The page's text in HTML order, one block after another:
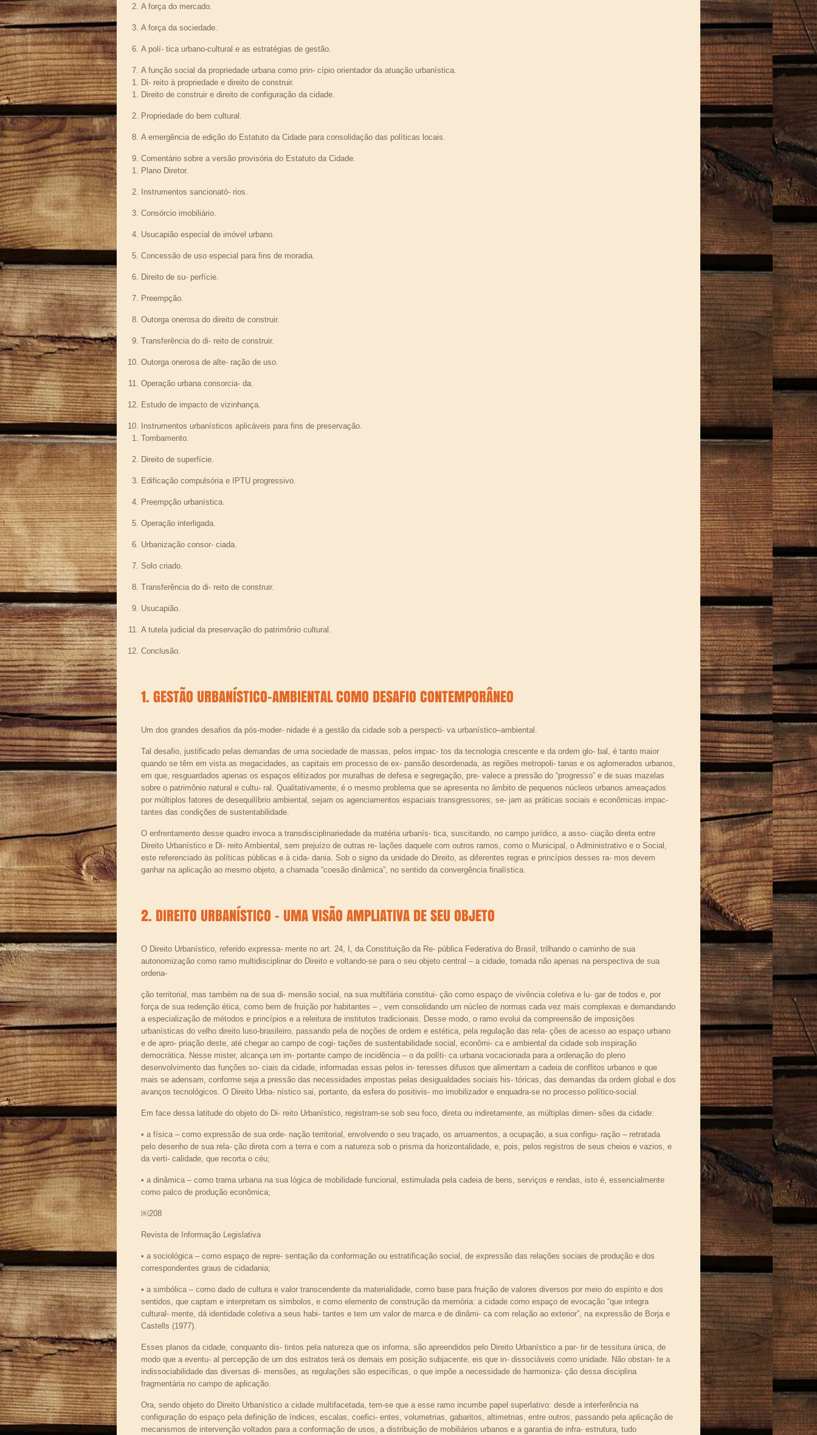
A força do mercado.
A força da sociedade.
A polí- tica urbano-cultural e as estratégias de gestão.
A função social da propriedade urbana como prin- cípio orientador da atuação urbanística.
Di- reito à propriedade e direito de construir.
Direito de construir e direito de configuração da cidade.
Propriedade do bem cultural.
A emergência de edição do Estatuto da Cidade para consolidação das políticas locais.
Comentário sobre a versão provisória do Estatuto da Cidade.
Plano Diretor.
Instrumentos sancionató- rios.
Consórcio imobiliário.
Usucapião especial de imóvel urbano.
Concessão de uso especial para fins de moradia.
Direito de su- perfície.
Preempção.
Outorga onerosa do direito de construir.
Transferência do di- reito de construir.
Outorga onerosa de alte- ração de uso.
Operação urbana consorcia- da.
Estudo de impacto de vizinhança.
Instrumentos urbanísticos aplicáveis para fins de preservação.
Tombamento.
Direito de superfície.
Edificação compulsória e IPTU progressivo.
Preempção urbanística.
Operação interligada.
Urbanização consor- ciada.
Solo criado.
Transferência do di- reito de construir.
Usucapião.
A tutela judicial da preservação do patrimônio cultural.
Conclusão.
1. GESTÃO URBANÍSTICO-AMBIENTAL COMO DESAFIO CONTEMPORÂNEO
Um dos grandes desafios da pós-moder- nidade é a gestão da cidade sob a perspecti- va urbanístico–ambiental.
Tal desafio, justificado pelas demandas de uma sociedade de massas, pelos impac- tos da tecnologia crescente e da ordem glo- bal, é tanto maior
quando se têm em vista as megacidades, as capitais em processo de ex- pansão desordenada, as regiões metropoli- tanas e os aglomerados urbanos,
em que, resguardados apenas os espaços elitizados por muralhas de defesa e segregação, pre- valece a pressão do “progresso” e de suas mazelas
sobre o patrimônio natural e cultu- ral. Qualitativamente, é o mesmo problema que se apresenta no âmbito de pequenos núcleos urbanos ameaçados
por múltiplos fatores de desequilíbrio ambiental, sejam os agenciamentos espaciais transgressores, se- jam as práticas sociais e econômicas impac-
tantes das condições de sustentabilidade.
O enfrentamento desse quadro invoca a transdisciplinariedade da matéria urbanís- tica, suscitando, no campo jurídico, a asso- ciação direta entre
Direito Urbanístico e Di- reito Ambiental, sem prejuízo de outras re- lações daquele com outros ramos, como o Municipal, o Administrativo e o Social,
este referenciado às políticas públicas e à cida- dania. Sob o signo da unidade do Direito, as diferentes regras e princípios desses ra- mos devem
ganhar na aplicação ao mesmo objeto, a chamada “coesão dinâmica”, no sentido da convergência finalística.
2. DIREITO URBANÍSTICO – UMA VISÃO AMPLIATIVA DE SEU OBJETO
O Direito Urbanístico, referido expressa- mente no art. 24, I, da Constituição da Re- pública Federativa do Brasil, trilhando o caminho de sua
autonomização como ramo multidisciplinar do Direito e voltando-se para o seu objeto central – a cidade, tomada não apenas na perspectiva de sua
ordena-
ção territorial, mas também na de sua di- mensão social, na sua multifária constitui- ção como espaço de vivência coletiva e lu- gar de todos e, por
força de sua redenção ética, como bem de fruição por habitantes – , vem consolidando um núcleo de normas cada vez mais complexas e demandando
a especialização de métodos e princípios e a releitura de institutos tradicionais. Desse modo, o ramo evolui da compreensão de imposições
urbanísticas do velho direito luso-brasileiro, passando pela de noções de ordem e estética, pela regulação das rela- ções de acesso ao espaço urbano
e de apro- priação deste, até chegar ao campo de cogi- tações de sustentabilidade social, econômi- ca e ambiental da cidade sob inspiração
democrática. Nesse mister, alcança um im- portante campo de incidência – o da políti- ca urbana vocacionada para a ordenação do pleno
desenvolvimento das funções so- ciais da cidade, informadas essas pelos in- teresses difusos que alimentam a cadeia de conflitos urbanos e que
mais se adensam, conforme seja a pressão das necessidades impostas pelas desigualdades sociais his- tóricas, das demandas da ordem global e dos
avanços tecnológicos. O Direito Urba- nístico sai, portanto, da esfera do positivis- mo imobilizador e enquadra-se no processo político-social.
Em face dessa latitude do objeto do Di- reito Urbanístico, registram-se sob seu foco, direta ou indiretamente, as múltiplas dimen- sões da cidade:
• a física – como expressão de sua orde- nação territorial, envolvendo o seu traçado, os arruamentos, a ocupação, a sua configu- ração – retratada
pelo desenho de sua rela- ção direta com a terra e com a natureza sob o prisma da horizontalidade, e, pois, pelos registros de seus cheios e vazios, e
da verti- calidade, que recorta o céu;
• a dinâmica – como trama urbana na sua lógica de mobilidade funcional, estimulada pela cadeia de bens, serviços e rendas, isto é, essencialmente
como palco de produção econômica;
￼208
Revista de Informação Legislativa
• a sociológica – como espaço de repre- sentação da conformação ou estratificação social, de expressão das relações sociais de produção e dos
correspondentes graus de cidadania;
• a simbólica – como dado de cultura e valor transcendente da materialidade, como base para fruição de valores diversos por meio do espírito e dos
sentidos, que captam e interpretam os símbolos, e como elemento de construção da memória: a cidade como espaço de evocação “que integra
cultural- mente, dá identidade coletiva a seus habi- tantes e tem um valor de marca e de dinâmi- ca com relação ao exterior”, na expressão de Borja e
Castells (1977).
Esses planos da cidade, conquanto dis- tintos pela natureza que os informa, são apreendidos pelo Direito Urbanístico a par- tir de tessitura única, de
modo que a eventu- al percepção de um dos estratos terá os demais em posição subjacente, eis que in- dissociáveis como unidade. Não obstan- te a
indissociabilidade das diversas di- mensões, as regulações são específicas, o que impõe a necessidade de harmoniza- ção dessa disciplina
fragmentária no campo de aplicação.
Ora, sendo objeto do Direito Urbanístico a cidade multifacetada, tem-se que a esse ramo incumbe papel superlativo: desde a interferência na
configuração do espaço pela definição de índices, escalas, coefici- entes, volumetrias, gabaritos, altimetrias, entre outros, passando pela aplicação de
mecanismos de intervenção voltados para a conformação de usos, a distribuição de mobiliários urbanos e a garantia de infra- estrutura, tudo